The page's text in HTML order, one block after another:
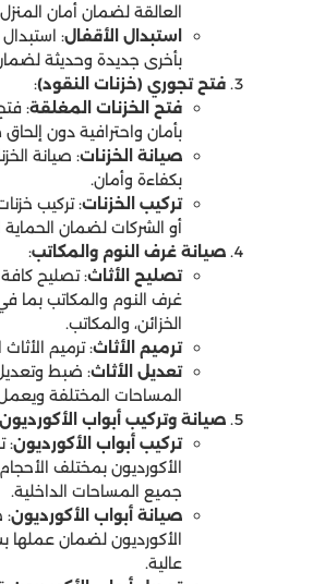
العالقة لضمان أمان
استبدال الأقفال:
بأخرى جديدة وحديثة
فتح تجوري (خزنات النقود):
فتح الخزنات المغلقة:
بأمان واحترافية دون إلحاق
صيانة الخزنات: صيانة
بكفاءة وأمان.
تركيب الخزنات: تركيب
أو الشركات لضمان الحماية
صيانة غرف النوم والمكاتب:
تصليح الأثاث: تصليح كافة
غرف النوم والمكاتب بما
الخزائن، والمكاتب.
ترميم الأثاث: ترميم
تعديل الأثاث: ضبط
المساحات المختلفة
صيانة وتركيب أبواب الأكورديون
تركيب أبواب الأكورديون:
الأكورديون بمختلف
جميع المساحات الداخلية.
صيانة أبواب الأكورديون:
الأكورديون لضمان عملها
عالية.